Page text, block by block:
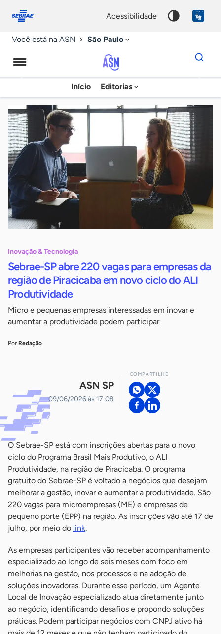
conosco
acessibilidade
Você está na ASN São Paulo
Agência
Sebrae
de
Notícias
Início Editorias
Dados
para
chave
Inovação & Tecnologia
Sebrae-SP abre 220 vagas para empresas da
região de Piracicaba em novo ciclo do ALI
Produtividade
Micro e pequenas empresas interessadas em inovar e
aumentar a produtividade podem participar
Por Redação
ASN SP
09/06/2026 às 17:08
COMPARTILHE
O Sebrae-SP está com inscrições abertas para o novo
ciclo do Programa Brasil Mais Produtivo, o ALI
Produtividade, na região de Piracicaba. O programa
gratuito do Sebrae-SP é voltado a negócios que desejam
melhorar a gestão, inovar e aumentar a produtividade. São
220 vagas para microempresas (ME) e empresas de
pequeno porte (EPP) na região. As inscrições vão até 17 de
julho, por meio do link.
As empresas participantes vão receber acompanhamento
especializado ao longo de seis meses com foco em
melhorias na gestão, nos processos e na adoção de
soluções inovadoras. Durante esse período, um Agente
Local de Inovação especializado atua diretamente junto
ao negócio, identificando desafios e propondo soluções
práticas. Podem participar negócios com CNPJ ativo há